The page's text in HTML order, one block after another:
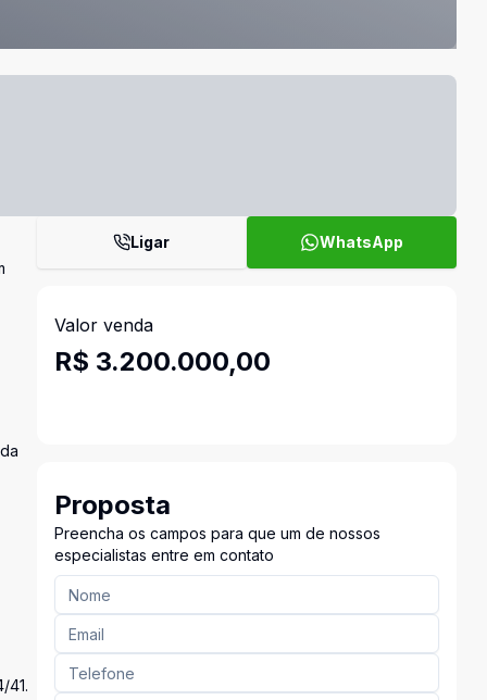
41.
Ligar WhatsApp
Valor venda
R$ 3.200.000,00
Proposta
Preencha os campos para que um de nossos
especialistas entre em contato